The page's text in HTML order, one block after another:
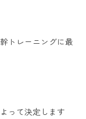
レーニングに最
って決定します